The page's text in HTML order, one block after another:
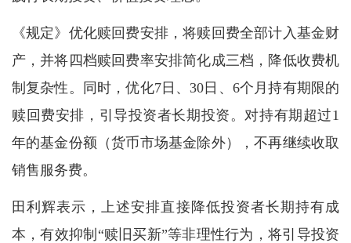
《规定》优化赎回费安排，将赎回费全部计入基金财
产，并将四档赎回费率安排简化成三档，降低收费机
制复杂性。同时，优化7日、30日、6个月持有期限的
赎回费安排，引导投资者长期投资。对持有期超过1
年的基金份额（货币市场基金除外），不再继续收取
销售服务费。
田利辉表示，上述安排直接降低投资者长期持有成
本，有效抑制“赎旧买新”等非理性行为，将引导投资